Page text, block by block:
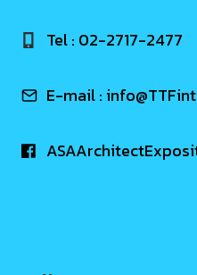
Tel : 02-2717-2477
E-mail :